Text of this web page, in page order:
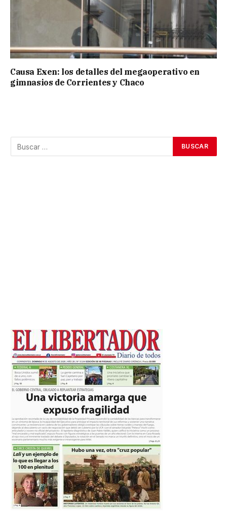
Causa Exen: los detalles del megaoperativo en
gimnasios de Corrientes y Chaco